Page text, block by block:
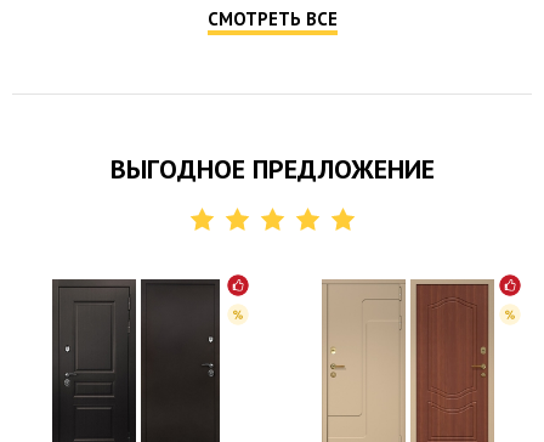
СМОТРЕТЬ ВСЕ
ВЫГОДНОЕ ПРЕДЛОЖЕНИЕ